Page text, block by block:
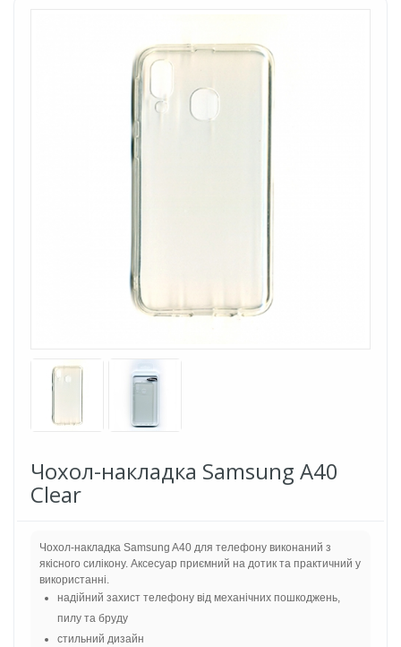
Чохол-накладка Samsung A40
Clear
Чохол-накладка Samsung A40 для телефону виконаний з
якісного силікону. Аксесуар приємний на дотик та практичний у
використанні.
надійний захист телефону від механічних пошкоджень,
пилу та бруду
стильний дизайн